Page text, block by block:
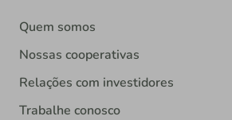
Quem somos
Nossas cooperativas
Relações com investidores
Trabalhe conosco